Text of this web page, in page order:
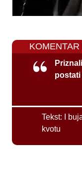
postati
Tekst:
I
kvotu